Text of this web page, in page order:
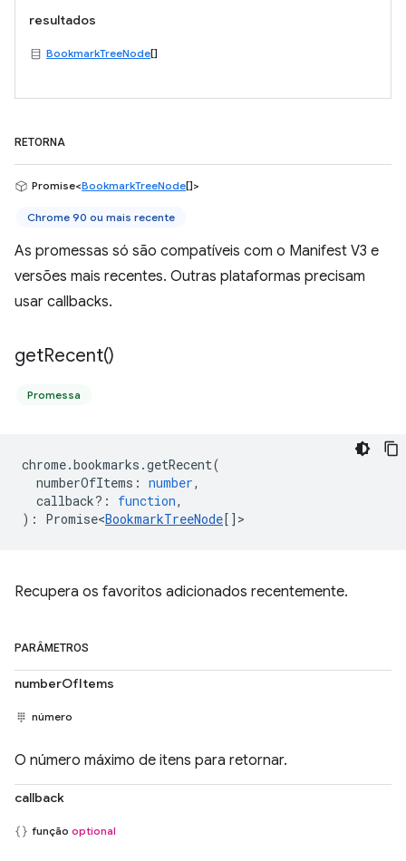
resultados
BookmarkTreeNode[]
RETORNA
Promise<BookmarkTreeNode[]>
Chrome 90 ou mais recente
As promessas só são compatíveis com o Manifest V3 e
versões mais recentes. Outras plataformas precisam
usar callbacks.
getRecent()
Promessa
chrome.bookmarks .getRecent(
numberOfItems : number,
callback? : function,
) : Promise<BookmarkTreeNode[] >
Recupera os favoritos adicionados recentemente.
PARÂMETROS
numberOfItems
número
O número máximo de itens para retornar.
callback
função optional